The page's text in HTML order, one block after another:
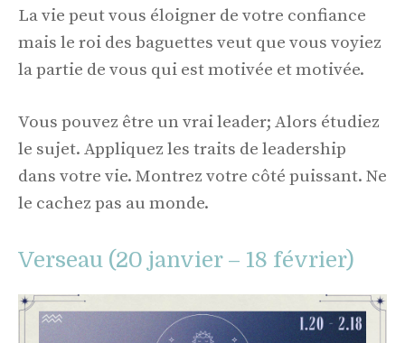
La vie peut vous éloigner de votre confiance
mais le roi des baguettes veut que vous voyiez
la partie de vous qui est motivée et motivée.
Vous pouvez être un vrai leader; Alors étudiez
le sujet. Appliquez les traits de leadership
dans votre vie. Montrez votre côté puissant. Ne
le cachez pas au monde.
Verseau (20 janvier – 18 février)